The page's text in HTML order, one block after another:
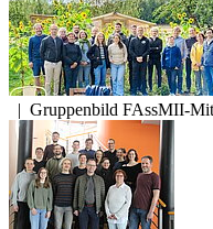
| Gruppenbild FAssMII-